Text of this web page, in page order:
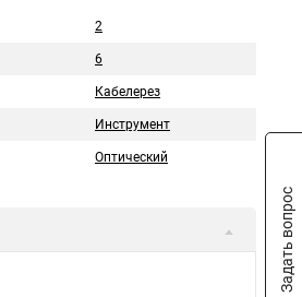
2
6
Кабелерез
Инструмент
Оптический
Задать вопрос